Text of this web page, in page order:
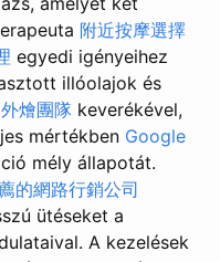
附近按摩選擇
egyedi igényeihez
illóolajok és
燴團隊 keverékével,
mértékben Google
mély állapotát.
的網路行銷公司
ütéseket a
A kezelések